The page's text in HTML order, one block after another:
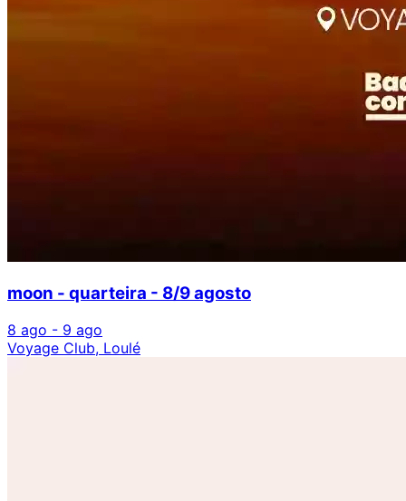
moon - quarteira - 8/9 agosto
8 ago - 9 ago
Voyage Club, Loulé